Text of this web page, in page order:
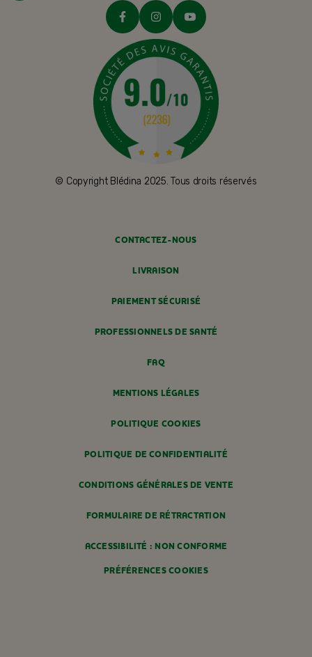
© Copyright Blédina 2025. Tous droits réservés
CONTACTEZ-NOUS
LIVRAISON
PAIEMENT SÉCURISÉ
PROFESSIONNELS DE SANTÉ
FAQ
MENTIONS LÉGALES
POLITIQUE COOKIES
POLITIQUE DE CONFIDENTIALITÉ
CONDITIONS GÉNÉRALES DE VENTE
FORMULAIRE DE RÉTRACTATION
ACCESSIBILITÉ : NON CONFORME
PRÉFÉRENCES COOKIES